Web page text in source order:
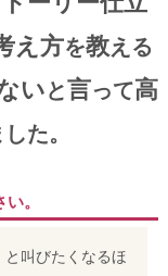
え方を教える
いと言って高
た。
。
叫びたくなるほ